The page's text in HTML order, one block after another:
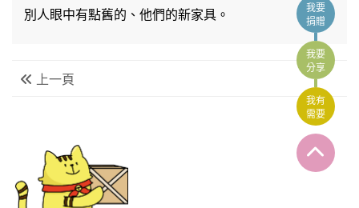
別人眼中有點舊的、他們的新家具。
上一頁
我要
捐贈
我要
分享
我有
需要